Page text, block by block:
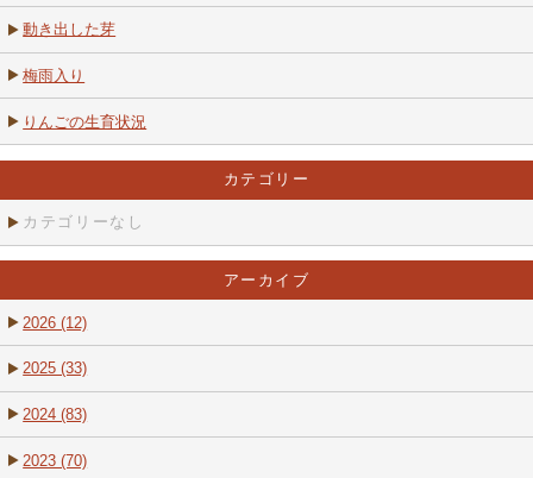
動き出した芽
梅雨入り
りんごの生育状況
カテゴリー
カテゴリーなし
アーカイブ
2026 (12)
2025 (33)
2024 (83)
2023 (70)